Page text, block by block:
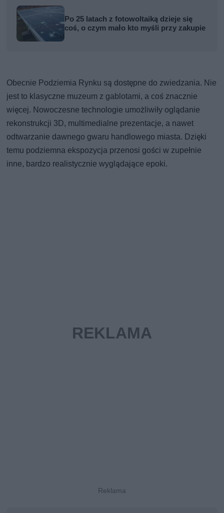
Po 25 latach z fotowoltaiką dzieje się
coś, o czym mało kto myśli przy zakupie
Obecnie Podziemia Rynku są dostępne do zwiedzania. Nie
jest to klasyczne muzeum z gablotami, a coś znacznie
więcej. Nowoczesne technologie umożliwiły oglądanie
rekonstrukcji 3D, multimedialne prezentacje, a nawet
odtwarzanie dawnego gwaru handlowego miasta. Dzięki
temu podziemna ekspozycja przenosi gości w zupełnie
inne, bardzo realistycznie wyglądające epoki.